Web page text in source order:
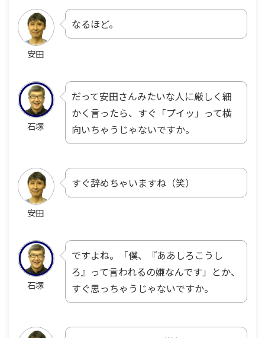
安田
なるほど。
石塚
だって安田さんみたいな人に厳しく細
かく言ったら、すぐ「プイッ」って横
向いちゃうじゃないですか。
安田
すぐ辞めちゃいますね（笑）
石塚
ですよね。「僕、『ああしろこうし
ろ』って言われるの嫌なんです」とか、
すぐ思っちゃうじゃないですか。